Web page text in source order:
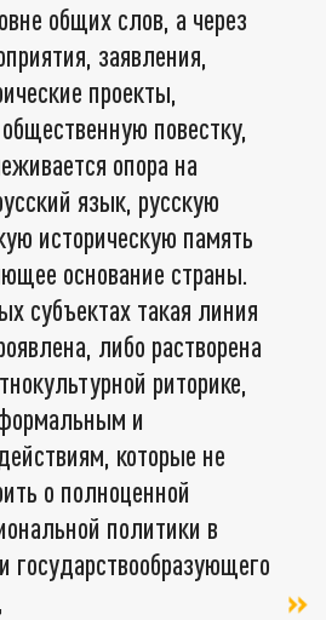
общих слов, а через
заявления,
проекты,
повестку,
опора на
язык, русскую
историческую память
основание страны.
субъектах такая линия
либо растворена
риторике,
и
которые не
о полноценной
политики в
государствообразующего